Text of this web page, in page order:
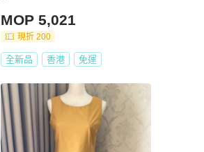
MOP 5,021
現折 200
全新品 香港 免運